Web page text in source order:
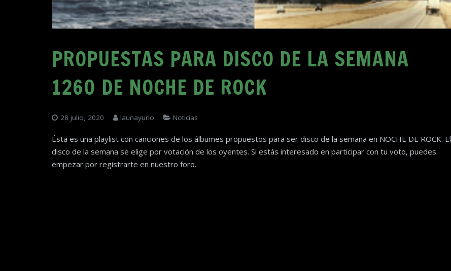
PROPUESTAS PARA DISCO DE LA SEMANA
1260 DE NOCHE DE ROCK
28 julio, 2020 launayuno Noticias
Ésta es una playlist con canciones de los álbumes propuestos para ser disco de la semana en NOCHE DE ROCK. El
disco de la semana se elige por votación de los oyentes. Si estás interesado en participar con tu voto, puedes
empezar por registrarte en nuestro foro.